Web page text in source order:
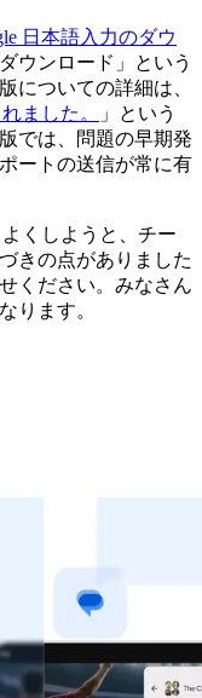
日本語入力のダウ
ウンロード」という
についての詳細は、
ました。
」という
では、問題の早期発
ートの送信が常に有
くしようと、チー
きの点がありました
ください。みなさん
ります。